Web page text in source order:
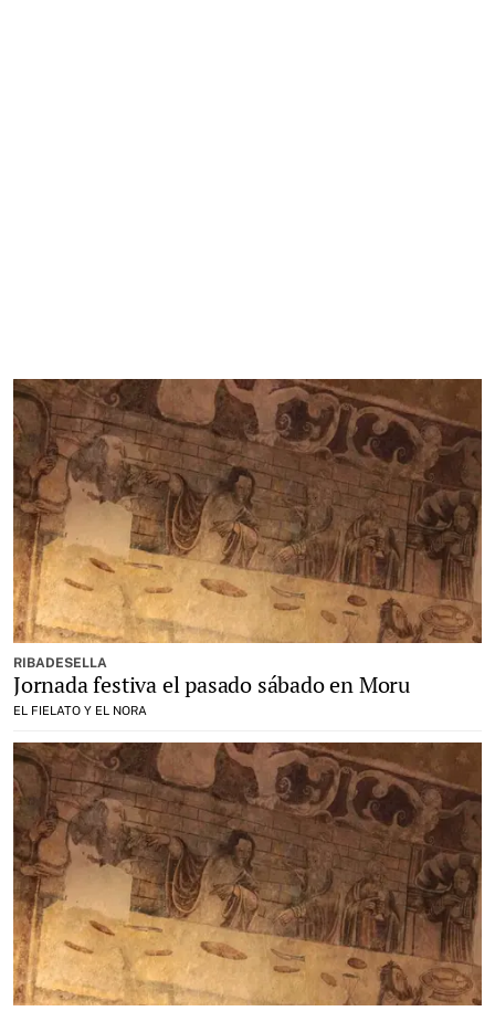
RIBADESELLA
Jornada festiva el pasado sábado en Moru
EL FIELATO Y EL NORA